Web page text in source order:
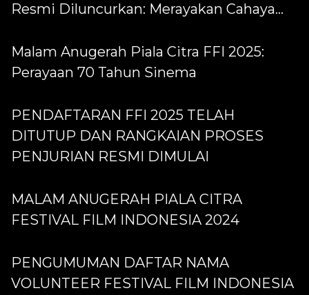
Resmi Diluncurkan: Merayakan Cahaya
Malam Anugerah Piala Citra FFI 2025:
Perayaan 70 Tahun Sinema
PENDAFTARAN FFI 2025 TELAH
DITUTUP DAN RANGKAIAN PROSES
PENJURIAN RESMI DIMULAI
MALAM ANUGERAH PIALA CITRA
FESTIVAL FILM INDONESIA 2024
PENGUMUMAN DAFTAR NAMA
VOLUNTEER FESTIVAL FILM INDONESIA